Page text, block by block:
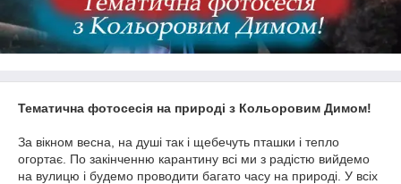
Тематична фотосесія на природі з Кольоровим Димом!
За вікном весна, на душі так і щебечуть пташки і тепло
огортає. По закінченню карантину всі ми з радістю вийдемо
на вулицю і будемо проводити багато часу на природі. У всіх